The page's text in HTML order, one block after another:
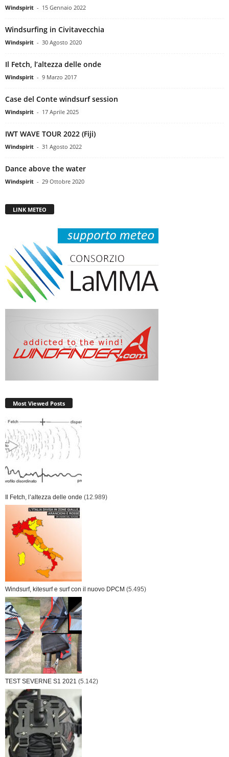
Windspirit - 15 Gennaio 2022
Windsurfing in Civitavecchia
Windspirit - 30 Agosto 2020
Il Fetch, l’altezza delle onde
Windspirit - 9 Marzo 2017
Case del Conte windsurf session
Windspirit - 17 Aprile 2025
IWT WAVE TOUR 2022 (Fiji)
Windspirit - 31 Agosto 2022
Dance above the water
Windspirit - 29 Ottobre 2020
LINK METEO
Most Viewed Posts
Il Fetch, l’altezza delle onde (12.989)
Windsurf, kitesurf e surf con il nuovo DPCM (5.495)
TEST SEVERNE S1 2021 (5.142)